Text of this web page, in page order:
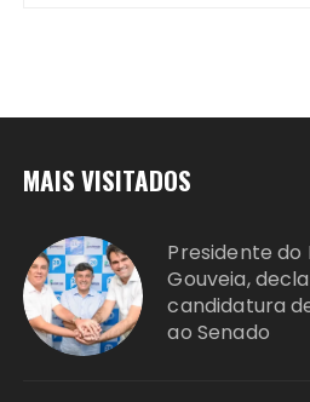
MAIS VISITADOS
Presidente do
Gouveia,
candidatura
ao Senado